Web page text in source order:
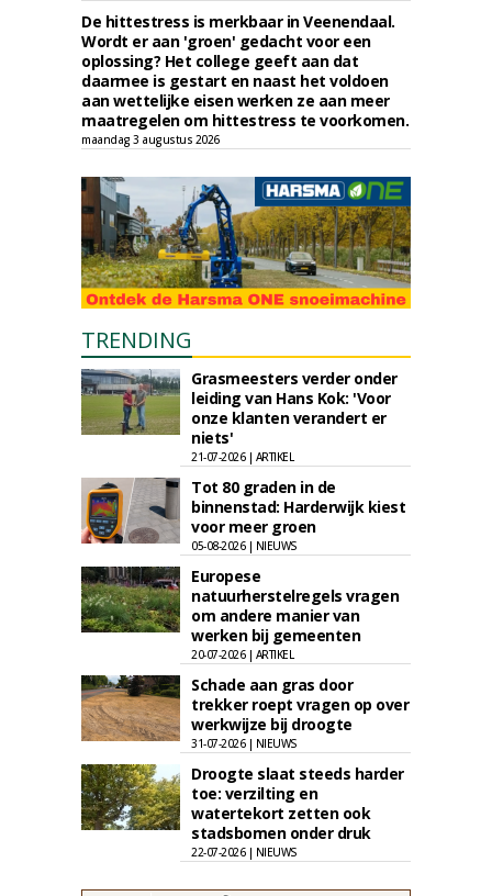
De hittestress is merkbaar in Veenendaal.
Wordt er aan 'groen' gedacht voor een
oplossing? Het college geeft aan dat
daarmee is gestart en naast het voldoen
aan wettelijke eisen werken ze aan meer
maatregelen om hittestress te voorkomen.
maandag 3 augustus 2026
TRENDING
Grasmeesters verder onder
leiding van Hans Kok: 'Voor
onze klanten verandert er
niets'
21-07-2026 | ARTIKEL
Tot 80 graden in de
binnenstad: Harderwijk kiest
voor meer groen
05-08-2026 | NIEUWS
Europese
natuurherstelregels vragen
om andere manier van
werken bij gemeenten
20-07-2026 | ARTIKEL
Schade aan gras door
trekker roept vragen op over
werkwijze bij droogte
31-07-2026 | NIEUWS
Droogte slaat steeds harder
toe: verzilting en
watertekort zetten ook
stadsbomen onder druk
22-07-2026 | NIEUWS